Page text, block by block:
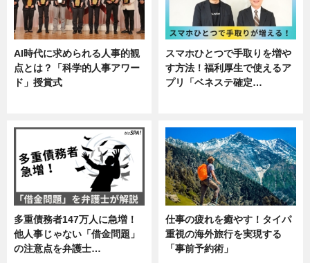
AI時代に求められる人事的観
点とは？「科学的人事アワー
ド」授賞式
スマホひとつで手取りを増や
す方法！福利厚生で使えるア
プリ「ベネステ確定…
多重債務者147万人に急増！
他人事じゃない「借金問題」
の注意点を弁護士…
仕事の疲れを癒やす！タイパ
重視の海外旅行を実現する
「事前予約術」